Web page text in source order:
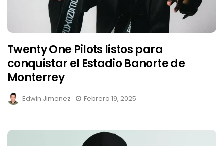
Twenty One Pilots listos para
conquistar el Estadio Banorte de
Monterrey
Edwin Jimenez Febrero 19, 2025